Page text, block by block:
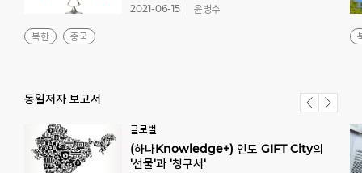
북한 중국
2021-06-15 윤병수
동일저자 보고서
글로벌
(하나Knowledge+) 인도 GIFT City의
'선물'과 '청구서'